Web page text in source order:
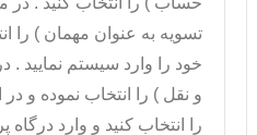
تسويه به عنوان مهمان ) را
خود را وارد سيستم نماييد
و نقل ) را انتخاب نموده و
را انتخاب کنيد و وارد